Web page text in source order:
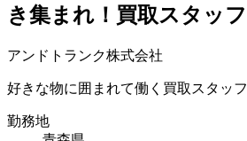
き集まれ！買取スタッフ
アンドトランク株式会社
好きな物に囲まれて働く買取スタッフ
勤務地